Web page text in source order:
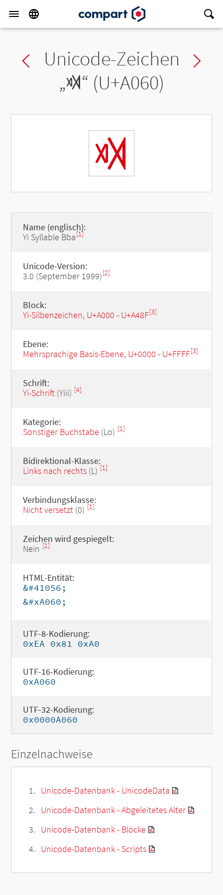
Previous char
Unicode-Zeichen
„ꁠ“ (U+A060)
ꁠ
Name (englisch):
Yi Syllable Bba[1]
Unicode-Version:
3.0 (September 1999)[2]
Block:
Yi-Silbenzeichen, U+A000 - U+A48F[3]
Ebene:
Mehrsprachige Basis-Ebene, U+0000 - U+FFFF[3]
Schrift:
Yi-Schrift(Yiii) [4]
Kategorie:
Sonstiger Buchstabe (Lo) [1]
Bidirektional-Klasse:
Links nach rechts(L) [1]
Verbindungsklasse:
Nicht versetzt(0) [1]
Zeichen wird gespiegelt:
Nein [1]
HTML-Entität:
&#41056;
&#xA060;
UTF-8-Kodierung:
0xEA 0x81 0xA0
UTF-16-Kodierung:
0xA060
UTF-32-Kodierung:
0x0000A060
Einzelnachweise
Unicode-Datenbank - UnicodeData
Unicode-Datenbank - Abgeleitetes Alter
Unicode-Datenbank - Blöcke
Unicode-Datenbank - Scripts